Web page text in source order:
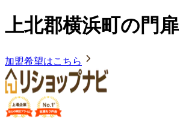
上北郡横浜町の門
加盟希望はこちら